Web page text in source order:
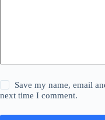
Save my name, email
next time I comment.